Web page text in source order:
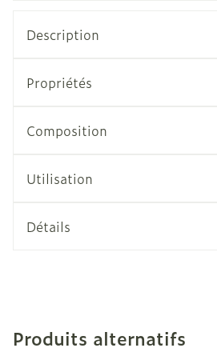
Description
Propriétés
Composition
Utilisation
Détails
Produits alternatifs